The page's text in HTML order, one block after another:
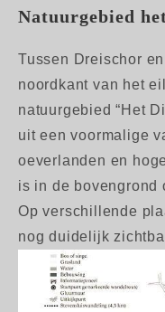
Natuurgebied
Tussen Dreischor
noordkant van het
natuurgebied “Het
uit een voormalige
oeverlanden en
is in de bovengrond
Op verschillende
nog duidelijk